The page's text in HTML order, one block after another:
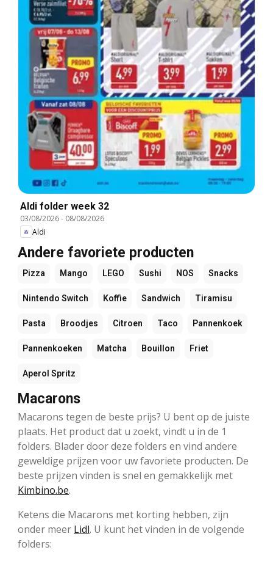
Aldi folder week 32
03/08/2026- 08/08/2026
Aldi
Andere favoriete producten
Pizza Mango LEGO Sushi NOS Snacks
Nintendo Switch Koffie Sandwich Tiramisu
Pasta Broodjes Citroen Taco Pannenkoek
Pannenkoeken Matcha Bouillon Friet
Aperol Spritz
Macarons
Macarons tegen de beste prijs? U bent op de juiste
plaats. Het product dat u zoekt, vindt u in de 1
folders. Blader door deze folders en vind andere
geweldige prijzen voor uw favoriete producten. De
beste prijzen vinden is snel en gemakkelijk met
Kimbino.be.
Ketens die Macarons met korting hebben, zijn
onder meer Lidl. U kunt het vinden in de volgende
folders: